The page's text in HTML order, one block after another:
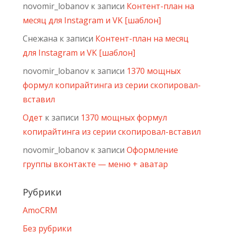
novomir_lobanovк записи Контент-план на
месяц для Instagram и VK [шаблон]
Снежана к записи Контент-план на месяц
для Instagram и VK [шаблон]
novomir_lobanovк записи 1370 мощных
формул копирайтинга из серии скопировал-
вставил
Одет к записи 1370 мощных формул
копирайтинга из серии скопировал-вставил
novomir_lobanovк записи Оформление
группы вконтакте — меню + аватар
Рубрики
AmoCRM
Без рубрики